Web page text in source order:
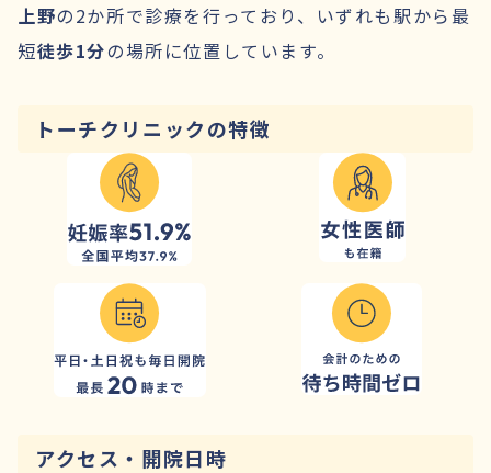
上野の2か所で診療を行っており、いずれも駅から最
短徒歩1分の場所に位置しています。
トーチクリニックの特徴
アクセス・開院日時